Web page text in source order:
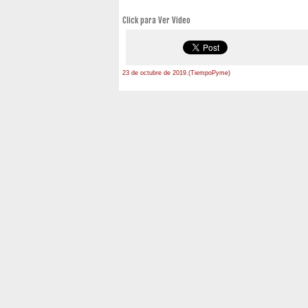
Click para Ver Video
23 de octubre de 2019.(TiempoPyme)